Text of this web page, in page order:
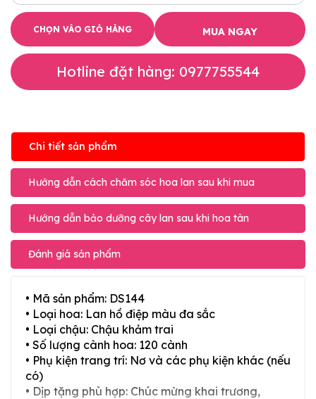
CHỌN VÀO GIỎ HÀNG MUA NGAY
Hotline đặt hàng: 0977755544
Chi tiết sản phẩm
Hướng dẫn cách chăm sóc hoa lan sau khi mua
Hướng dẫn bảo dưỡng cây lan sau khi hoa tàn
Đánh giá sản phẩm
• Mã sản phẩm: DS144
• Loại hoa: Lan hồ điệp màu đa sắc
• Loại chậu: Chậu khảm trai
• Số lượng cành hoa: 120 cành
• Phụ kiện trang trí: Nơ và các phụ kiện khác (nếu
có)
• Dịp tặng phù hợp: Chúc mừng khai trương,